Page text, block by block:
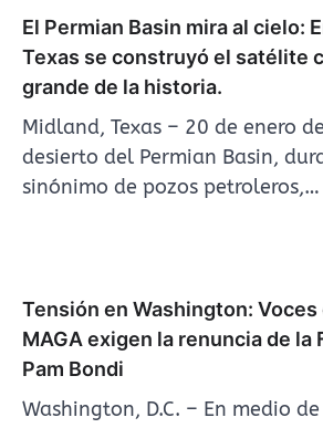
El Permian Basin mira al cielo:
Texas se construyó el satélite
grande de la historia.
Midland, Texas – 20 de enero
desierto del Permian Basin,
sinónimo de pozos petroleros,…
Tensión en Washington:
MAGA exigen la renuncia de la
Pam Bondi
Washington, D.C. – En medio